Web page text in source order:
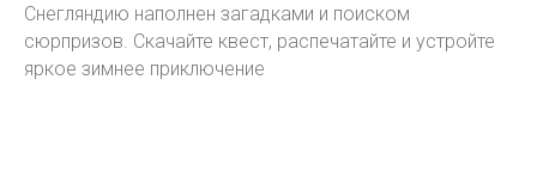
Снегляндию наполнен загадками и поиском
сюрпризов. Скачайте квест, распечатайте и устройте
яркое зимнее приключение